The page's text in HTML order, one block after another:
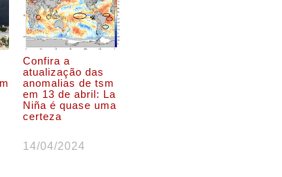
Confira a
atualização das
anomalias de tsm
em 13 de abril: La
Niña é quase uma
certeza
14/04/2024